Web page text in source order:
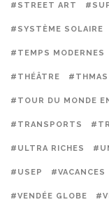
#STREET ART
#SYSTÈME SOLAIRE
#TEMPS MODERNES
#THÉÂTRE #THMAS
#TOUR DU MONDE
#TRANSPORTS
#ULTRA RICHES
#USEP #VACANCES
#VENDÉE GLOBE